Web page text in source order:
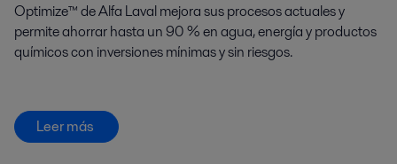
Optimize™ de Alfa Laval mejora sus procesos actuales y
permite ahorrar hasta un 90 % en agua, energía y productos
químicos con inversiones mínimas y sin riesgos.
Leer más